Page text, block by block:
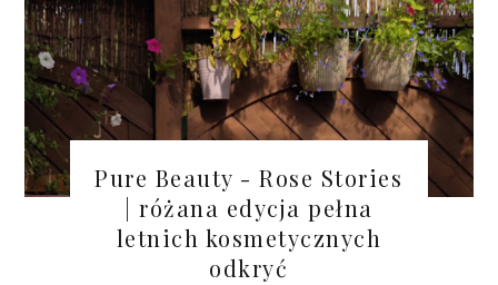
Pure Beauty - Rose Stories
| różana edycja pełna
letnich kosmetycznych
odkryć